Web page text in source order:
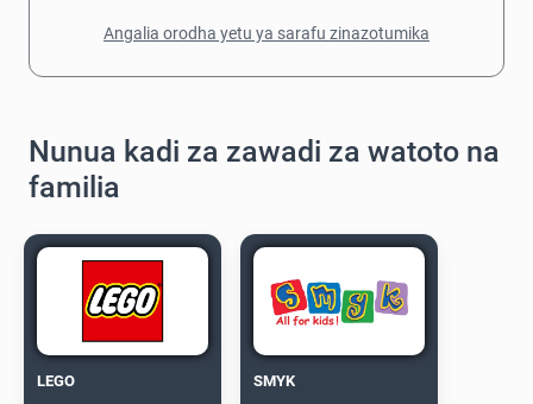
Angalia orodha yetu ya sarafu zinazotumika
Nunua kadi za zawadi za watoto na
familia
LEGO SMYK